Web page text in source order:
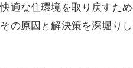
適な住環境を取り戻すた
の原因と解決策を深堀りし